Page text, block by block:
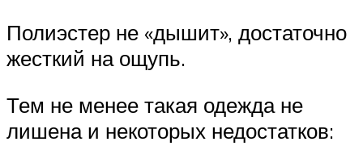
Полиэстер не «дышит», достаточно
жесткий на ощупь.
Тем не менее такая одежда не
лишена и некоторых недостатков: